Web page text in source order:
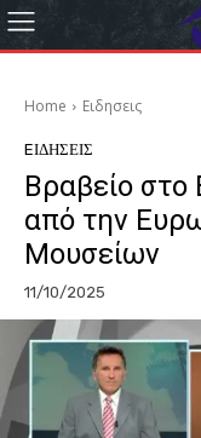
Home Eιδησεις
EΙΔΗΣΕΙΣ
Βραβείο στο
από την
Μουσείων
11/10/2025